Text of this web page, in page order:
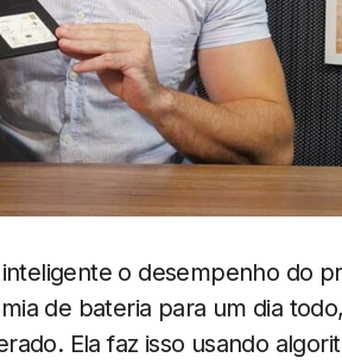
o desempenho do
de bateria para um dia
Ela faz isso usando